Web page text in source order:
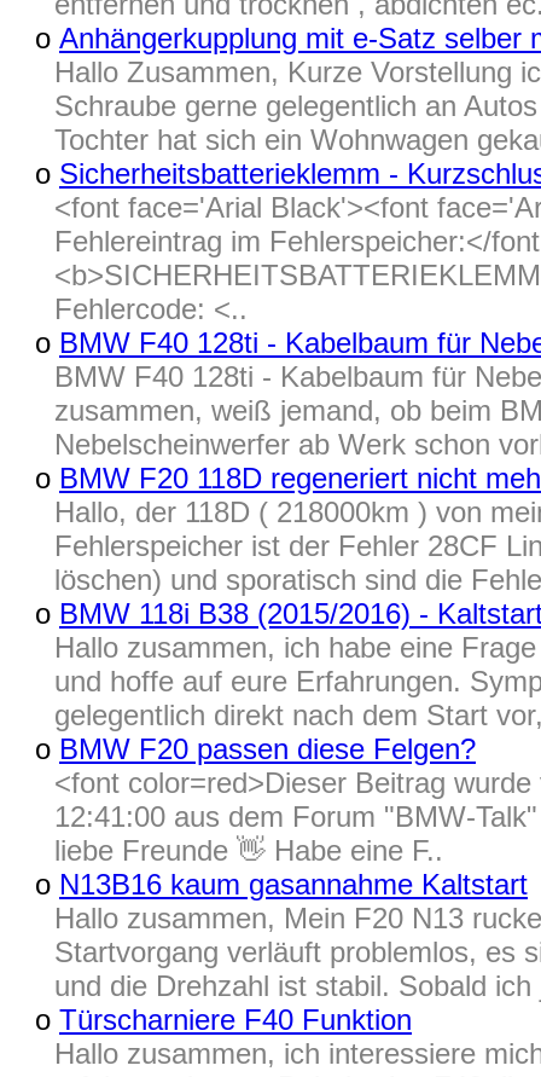
o Anhängerkupplung mit e-Satz selber
Hallo Zusammen, Kurze Vorstellung
Schraube gerne gelegentlich an
Tochter hat sich ein Wohnwagen
o Sicherheitsbatterieklemm -
<font face='Arial Black'><font
Fehlereintrag im Fehlerspeicher:</
Fehlercode: <..
o BMW F40 128ti - Kabelbaum für
BMW F40 128ti - Kabelbaum für
zusammen, weiß jemand, ob beim
Nebelscheinwerfer ab Werk schon
o BMW F20 118D regeneriert nicht
Hallo, der 118D ( 218000km ) von
Fehlerspeicher ist der Fehler 28CF
löschen) und sporatisch sind die
o BMW 118i B38 (2015/2016) -
Hallo zusammen, ich habe eine
und hoffe auf eure Erfahrungen.
gelegentlich direkt nach dem Start
o BMW F20 passen diese Felgen?
<font color=red>Dieser Beitrag
12:41:00 aus dem Forum "BMW-
liebe Freunde 👋 Habe eine F..
o N13B16 kaum gasannahme Kaltstart
Hallo zusammen, Mein F20 N13
Startvorgang verläuft problemlos, es
und die Drehzahl ist stabil. Sobald ich
o Türscharniere F40 Funktion
Hallo zusammen, ich interessiere